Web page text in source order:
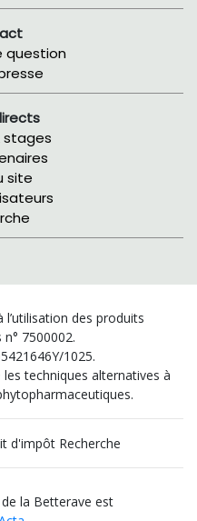
question
stages
site
l’utilisation des produits
7500002.
1025.
techniques alternatives à
d'impôt Recherche
la Betterave est